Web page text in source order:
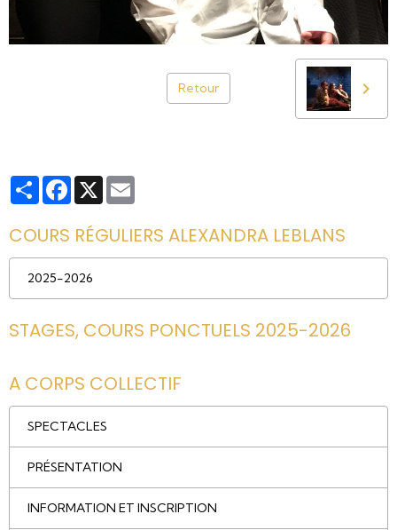
Retour
PartagerFacebook
X
COURS RÉGULIERS ALEXANDRA LEBLANS
2025-2026
STAGES, COURS PONCTUELS 2025-2026
A CORPS COLLECTIF
SPECTACLES
PRÉSENTATION
INFORMATION ET INSCRIPTION